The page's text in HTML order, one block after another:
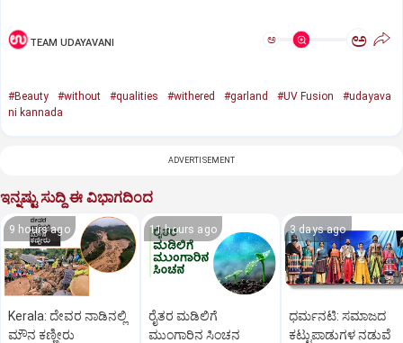
TEAM UDAYAVANI ಅ ಅ
#Beauty #without #qualities #withered #garland #UV Fusion
#udayava
ni kannada
ADVERTISEMENT
ಇನ್ನಷ್ಟು ಸುದ್ದಿ ಈ ವಿಭಾಗದಿಂದ
9 hours ago
Kerala: ದೇವರ ನಾಡಿನಲ್ಲಿ
ಮೌನ ಕಣ್ಣೀರು
11 hours ago
ರೈತರ ಮಡಿಲಿಗೆ
ಮುಂಗಾರಿನ ಸಿಂಚನ
3 days ago
ಧರ್ಮನಟಿ: ಸಮಾಜದ
ಕಟ್ಟುಪಾಡುಗಳ ನಡುವೆ